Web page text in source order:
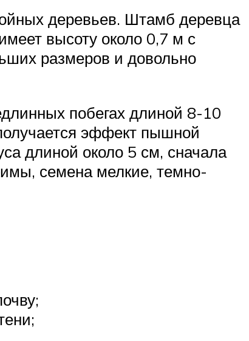
деревьев. Штамб деревца
высоту около 0,7 м с
размеров и довольно
побегах длиной 8-10
эффект пышной
длиной около 5 см, сначала
семена мелкие, темно-